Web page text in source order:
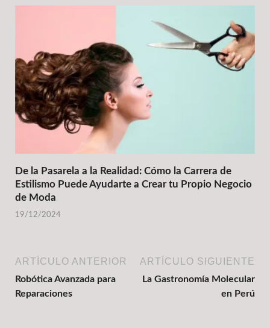
De la Pasarela a la Realidad: Cómo la Carrera de
Estilismo Puede Ayudarte a Crear tu Propio Negocio
de Moda
19/12/2024
ARTÍCULO ANTERIOR
Robótica Avanzada para
Reparaciones
ARTÍCULO SIGUIENTE
La Gastronomía Molecular
en Perú